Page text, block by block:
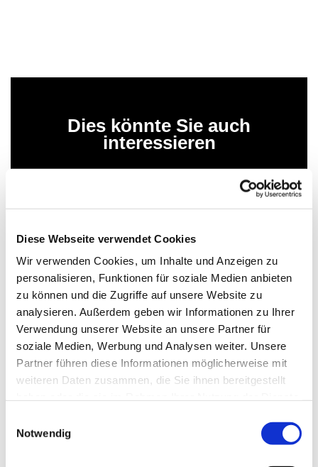
Diese Webseite verwendet Cookies
Wir verwenden Cookies, um Inhalte und Anzeigen zu
personalisieren, Funktionen für soziale Medien anbieten
zu können und die Zugriffe auf unsere Website zu
analysieren. Außerdem geben wir Informationen zu Ihrer
Verwendung unserer Website an unsere Partner für
soziale Medien, Werbung und Analysen weiter. Unsere
Partner führen diese Informationen möglicherweise mit
weiteren Daten zusammen, die Sie ihnen bereitgestellt
Notwendig
Dies könnte Sie auch
interessieren